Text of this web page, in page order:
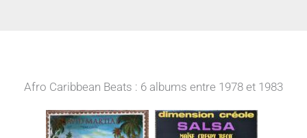
Afro Caribbean Beats : 6 albums entre 1978 et 1983